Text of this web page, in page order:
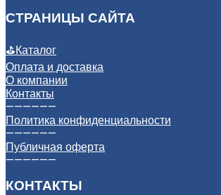
СТРАНИЦЫ САЙТА
⛳Каталог
Оплата и доставка
О компании
Контакты
——————
Политика конфиденциальности
——————
Публичная оферта
——————
КОНТАКТЫ